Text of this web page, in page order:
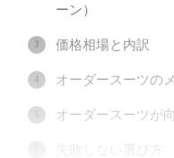
ーン）
価格相場と内訳
オーダースーツの
オーダースーツが
失敗しない選び方